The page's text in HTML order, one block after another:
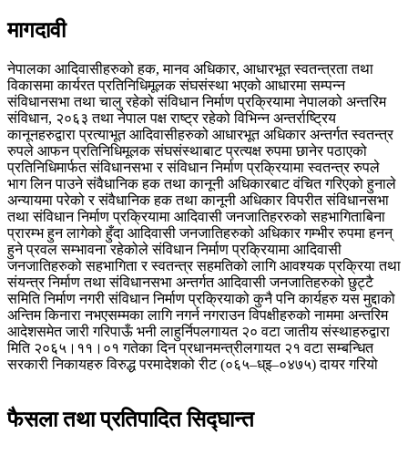
मागदावी
नेपालका आदिवासीहरुको हक, मानव अधिकार, आधारभूत स्वतन्त्रता तथा
विकासमा कार्यरत प्रतिनिधिमूलक संघसंस्था भएको आधारमा सम्पन्न
संविधानसभा तथा चालु रहेको संविधान निर्माण प्रक्रियामा नेपालको अन्तरिम
संविधान, २०६३ तथा नेपाल पक्ष राष्ट्र रहेको विभिन्न अन्तर्राष्ट्रिय
कानूनहरुद्वारा प्रत्याभूत आदिवासीहरुको आधारभूत अधिकार अन्तर्गत स्वतन्त्र
रुपले आफन प्रतिनिधिमूलक संघसंस्थाबाट प्रत्यक्ष रुपमा छानेर पठाएको
प्रतिनिधिमार्फत संविधानसभा र संविधान निर्माण प्रक्रियामा स्वतन्त्र रुपले
भाग लिन पाउने संवैधानिक हक तथा कानूनी अधिकारबाट वंचित गरिएको हुनाले
अन्यायमा परेको र संवैधानिक हक तथा कानूनी अधिकार विपरीत संविधानसभा
तथा संविधान निर्माण प्रक्रियामा आदिवासी जनजातिहररुको सहभागिताबिना
प्रारम्भ हुन लागेको हुँदा आदिवासी जनजातिहरुको अधिकार गम्भीर रुपमा हनन्
हुने प्रवल सम्भावना रहेकोले संविधान निर्माण प्रक्रियामा आदिवासी
जनजातिहरुको सहभागिता र स्वतन्त्र सहमतिको लागि आवश्यक प्रक्रिया तथा
संयन्त्र निर्माण तथा संविधानसभा अन्तर्गत आदिवासी जनजातिहरुको छुट्टै
समिति निर्माण नगरी संविधान निर्माण प्रक्रियाको कुनै पनि कार्यहरु यस मुद्दाको
अन्तिम किनारा नभएसम्मका लागि नगर्न नगराउन विपक्षीहरुको नाममा अन्तरिम
आदेशसमेत जारी गरिपाऊँ भनी लाहुर्निपलगायत २० वटा जातीय संस्थाहरुद्वारा
मिति २०६५।११।०१ गतेका दिन प्रधानमन्त्रीलगायत २१ वटा सम्बन्धित
सरकारी निकायहरु विरुद्ध परमादेशको रीट (०६५–ध्इ–०४७५) दायर गरियो
फैसला तथा प्रतिपादित सिद्घान्त